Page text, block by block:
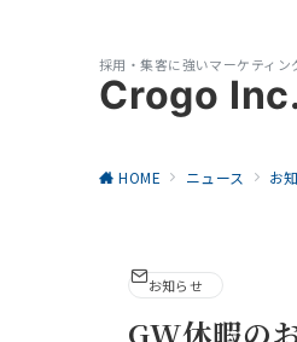
採用・集客に強いマーケティン
Crogo
HOME ニュース お
お知らせ
GW休暇の